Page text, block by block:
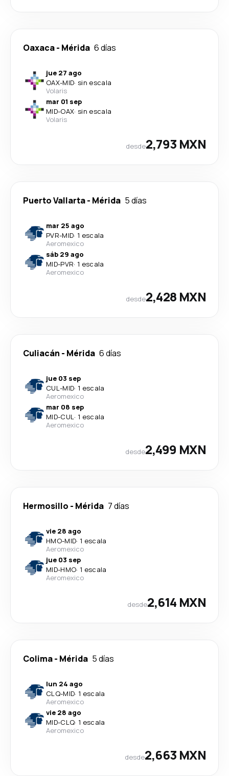
Oaxaca- Mérida 6 días
jue 27 ago
OAX-MID· sin escala
Volaris
mar 01 sep
MID-OAX· sin escala
Volaris
desde2,793 MXN
Puerto Vallarta- Mérida 5 días
mar 25 ago
PVR-MID· 1 escala
Aeromexico
sáb 29 ago
MID-PVR· 1 escala
Aeromexico
desde2,428 MXN
Culiacán - Mérida 6 días
jue 03 sep
CUL-MID· 1 escala
Aeromexico
mar 08 sep
MID-CUL· 1 escala
Aeromexico
desde2,499 MXN
Hermosillo - Mérida 7 días
vie 28 ago
HMO-MID· 1 escala
Aeromexico
jue 03 sep
MID-HMO· 1 escala
Aeromexico
desde2,614 MXN
Colima- Mérida 5 días
lun 24 ago
CLQ-MID· 1 escala
Aeromexico
vie 28 ago
MID-CLQ· 1 escala
Aeromexico
desde2,663 MXN